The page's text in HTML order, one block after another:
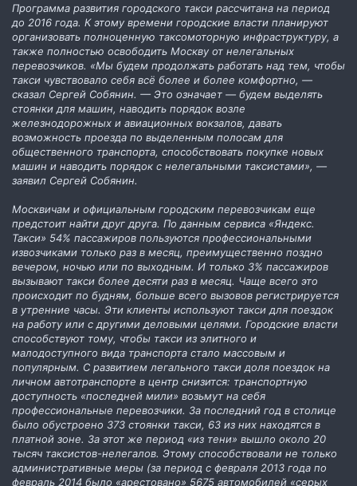
Программа развития городского такси рассчитана на период
до 2016 года. К этому времени городские власти планируют
организовать полноценную таксомоторную инфраструктуру, а
также полностью освободить Москву от нелегальных
перевозчиков. «Мы будем продолжать работать над тем, чтобы
такси чувствовало себя всё более и более комфортно, —
сказал Сергей Собянин. — Это означает — будем выделять
стоянки для машин, наводить порядок возле
железнодорожных и авиационных вокзалов, давать
возможность проезда по выделенным полосам для
общественного транспорта, способствовать покупке новых
машин и наводить порядок с нелегальными таксистами», —
заявил Сергей Собянин.
Москвичам и официальным городским перевозчикам еще
предстоит найти друг друга. По данным сервиса «Яндекс.
Такси» 54% пассажиров пользуются профессиональными
извозчиками только раз в месяц, преимущественно поздно
вечером, ночью или по выходным. И только 3% пассажиров
вызывают такси более десяти раз в месяц. Чаще всего это
происходит по будням, больше всего вызовов регистрируется
в утренние часы. Эти клиенты используют такси для поездок
на работу или с другими деловыми целями. Городские власти
способствуют тому, чтобы такси из элитного и
малодоступного вида транспорта стало массовым и
популярным. С развитием легального такси доля поездок на
личном автотранспорте в центр снизится: транспортную
доступность «последней мили» возьмут на себя
профессиональные перевозчики. За последний год в столице
было обустроено 373 стоянки такси, 63 из них находятся в
платной зоне. За этот же период «из тени» вышло около 20
тысяч таксистов-нелегалов. Этому способствовали не только
административные меры (за период с февраля 2013 года по
февраль 2014 было «арестовано» 5675 автомобилей «серых